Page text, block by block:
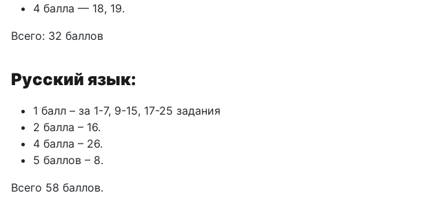
4 балла — 18, 19.
Всего: 32 баллов
Русский язык:
1 балл – за 1-7, 9-15, 17-25 задания
2 балла – 16.
4 балла – 26.
5 баллов – 8.
Всего 58 баллов.